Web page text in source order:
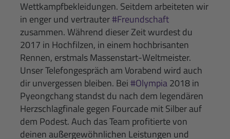
Wettkampfbekleidungen. Seitdem arbeiteten wir
in enger und vertrauter#Freundschaft
zusammen. Während dieser Zeit wurdest du
2017 in Hochfilzen, in einem hochbrisanten
Rennen, erstmals Massenstart-Weltmeister.
Unser Telefongespräch am Vorabend wird auch
dir unvergessen bleiben. Bei#Olympia2018 in
Pyeongchang standst du nach dem legendären
Herzschlagfinale gegen Fourcade mit Silber auf
dem Podest. Auch das Team profitierte von
deinen außergewöhnlichen Leistungen und